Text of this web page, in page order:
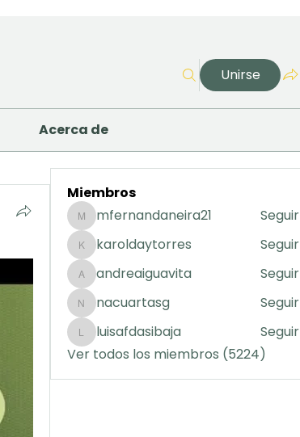
Unirse
Acerca de
Miembros
mfernandaneira21
mfernandaneira21 Seguir
karoldaytorres
karoldaytorres Seguir
andreaiguavita
andreaiguavita Seguir
nacuartasg
nacuartasg Seguir
luisafdasibaja
luisafdasibaja
Seguir
Ver todos los miembros (5224)